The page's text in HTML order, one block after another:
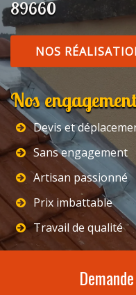
89660
NOS
Nos
Devis et
Sans engagement
Artisan passionné
Prix imbattable
Travail de qualité